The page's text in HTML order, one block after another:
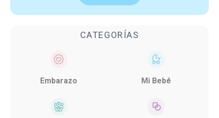
CATEGORÍAS
Embarazo Mi Bebé